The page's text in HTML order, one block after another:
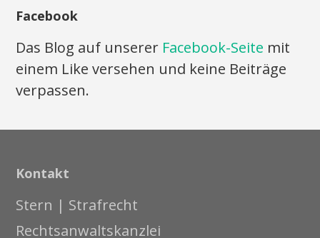
Facebook
Das Blog auf unserer Facebook-Seite mit
einem Like versehen und keine Beiträge
verpassen.
Kontakt
Stern | Strafrecht
Rechtsanwaltskanzlei